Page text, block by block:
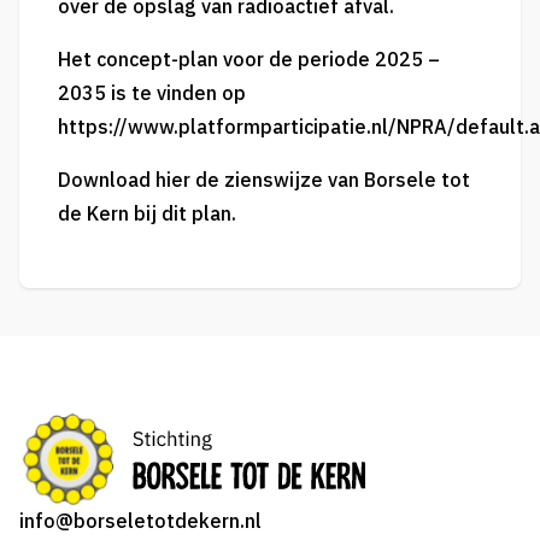
over de opslag van radioactief afval.
Het concept-plan voor de periode 2025 –
2035 is te vinden op
https://www.platformparticipatie.nl/NPRA/
Download hier de zienswijze van Borsele tot
de Kern bij dit plan.
info@borseletotdekern.nl